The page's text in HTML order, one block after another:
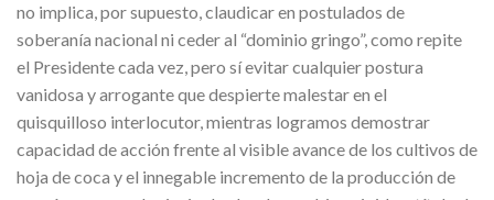
no implica, por supuesto, claudicar en postulados de
soberanía nacional ni ceder al “dominio gringo”, como repite
el Presidente cada vez, pero sí evitar cualquier postura
vanidosa y arrogante que despierte malestar en el
quisquilloso interlocutor, mientras logramos demostrar
capacidad de acción frente al visible avance de los cultivos de
hoja de coca y el innegable incremento de la producción de